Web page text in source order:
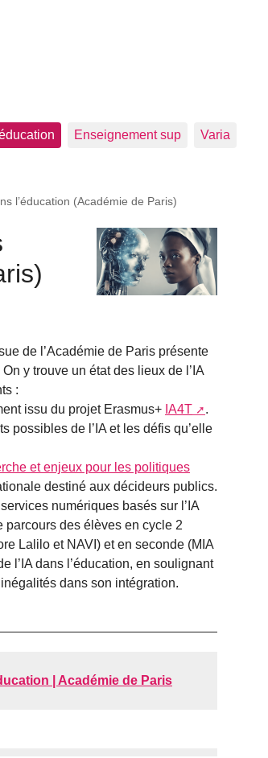
Enseignement sup Varia
l’éducation (Académie de Paris)
de l’Académie de Paris présente
y trouve un état des lieux de l’IA
:
issu du projet Erasmus+ IA4T
.
possibles de l’IA et les défis qu’elle
et enjeux pour les politiques
destiné aux décideurs publics.
numériques basés sur l’IA
des élèves en cycle 2
Lalilo et NAVI) et en seconde (MIA
l’IA dans l’éducation, en soulignant
dans son intégration.
| Académie de Paris